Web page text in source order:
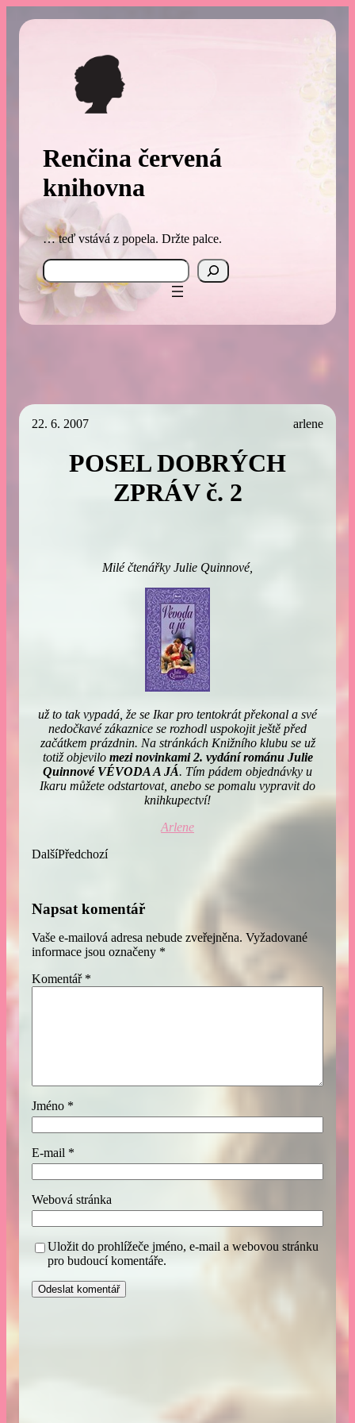
Renčina červená
knihovna
… teď vstává z popela. Držte palce.
Search
22. 6. 2007 arlene
POSEL DOBRÝCH
ZPRÁV č. 2
Milé čtenářky Julie Quinnové,
už to tak vypadá, že se Ikar pro tentokrát překonal a své
nedočkavé zákaznice se rozhodl uspokojit ještě před
začátkem prázdnin. Na stránkách Knižního klubu se už
totiž objevilo mezi novinkami 2. vydání románu Julie
Quinnové VÉVODA A JÁ. Tím pádem objednávky u
Ikaru můžete odstartovat, anebo se pomalu vypravit do
knihkupectví!
Arlene
DalšíPředchozí
Napsat komentář
Vaše e-mailová adresa nebude zveřejněna. Vyžadované
informace jsou označeny *
Komentář *
Jméno *
E-mail *
Webová stránka
Uložit do prohlížeče jméno, e-mail a webovou stránku
pro budoucí komentáře.